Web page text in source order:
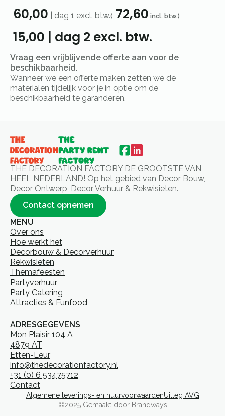
60,00 dag 1 excl. btw.( 72,60 incl. btw.)
15,00 | dag 2 excl. btw.
Vraag een vrijblijvende offerte aan voor de
beschikbaarheid.
Wanneer we een offerte maken zetten we de
materialen tijdelijk voor je in optie om de
beschikbaarheid te garanderen.
THE DECORATION FACTORY DE GROOTSTE VAN
HEEL NEDERLAND! Op het gebied van Decor Bouw,
Decor Ontwerp, Decor Verhuur & Rekwisieten.
Contact opnemen
MENU
Over ons
Hoe werkt het
Decorbouw & Decorverhuur
Rekwisieten
Themafeesten
Partyverhuur
Party Catering
Attracties & Funfood
ADRESGEGEVENS
Mon Plaisir 104 A
4879 AT
Etten-Leur
info@thedecorationfactory.nl
+31 (0) 6 53475712
Contact
Algemene leverings- en huurvoorwaardenUitleg AVG
©2025 Gemaakt door Brandways